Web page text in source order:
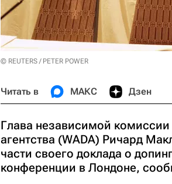
© REUTERS / PETER POWER
Читать в МАКС Дзен
Глава независимой
агентства (WADA) Ричард
части своего доклада о
конференции в Лондоне,